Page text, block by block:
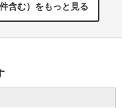
含む）をもっと見る